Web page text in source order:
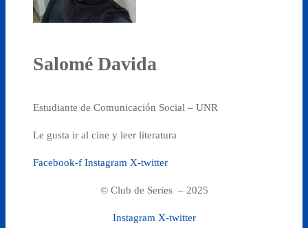
Salomé Davida
Estudiante de Comunicación Social – UNR
Le gusta ir al cine y leer literatura
Facebook-f Instagram X-twitter
© Club de Series – 2025
Instagram X-twitter